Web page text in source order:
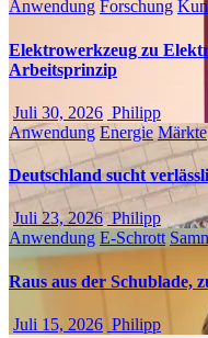
Anwendung Forschung
Elektrowerkzeug zu
Arbeitsprinzip
Juli 30, 2026 Philipp
Anwendung Energie Märkte
Deutschland sucht
Juli 23, 2026 Philipp
Anwendung E-Schrott
Raus aus der Schublade,
Juli 15, 2026 Philipp